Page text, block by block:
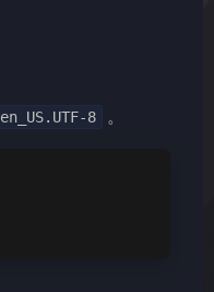
en_US.UTF-8 。